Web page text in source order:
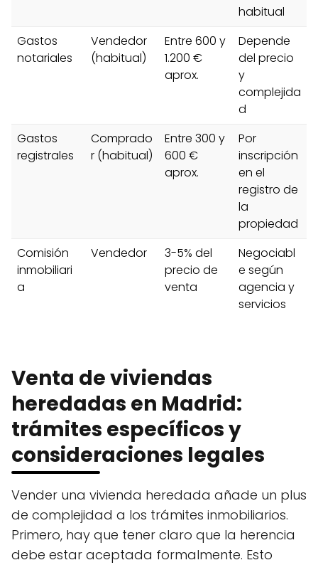
habitual
Gastos
notariales
Vendedor
(habitual)
Entre 600 y
1.200 €
aprox.
Depende
del precio
y
complejida
d
Gastos
registrales
Comprado
r (habitual)
Entre 300 y
600 €
aprox.
Por
inscripción
en el
registro de
la
propiedad
Comisión
inmobiliari
a
Vendedor
3-5% del
precio de
venta
Negociabl
e según
agencia y
servicios
Venta de viviendas
heredadas en Madrid:
trámites específicos y
consideraciones legales
Vender una vivienda heredada añade un plus
de complejidad a los trámites inmobiliarios.
Primero, hay que tener claro que la herencia
debe estar aceptada formalmente. Esto